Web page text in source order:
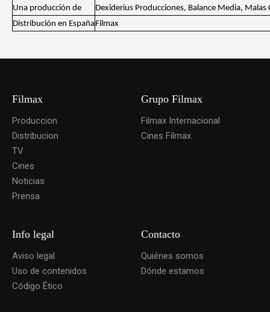
Una producción de
Dexiderius Producciones, Balance Media,
Distribución en EspañaFilmax
Filmax
Produccion
Distribucion
TV
Cines
Noticias
Prensa
Grupo Filmax
Filmax Internacional
Cines Filmax
Info legal
Aviso legal
Uso de contenidos
Código Ético
Contacto
Quiénes somos
Dónde estamos